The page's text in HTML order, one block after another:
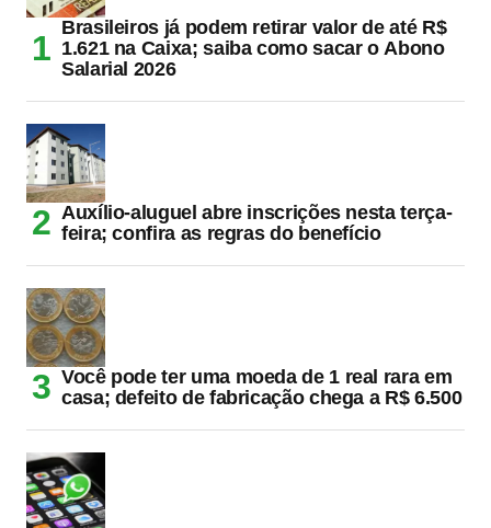
Brasileiros já podem retirar valor de até R$
1.621 na Caixa; saiba como sacar o Abono
Salarial 2026
Auxílio-aluguel abre inscrições nesta terça-
feira; confira as regras do benefício
Você pode ter uma moeda de 1 real rara em
casa; defeito de fabricação chega a R$ 6.500